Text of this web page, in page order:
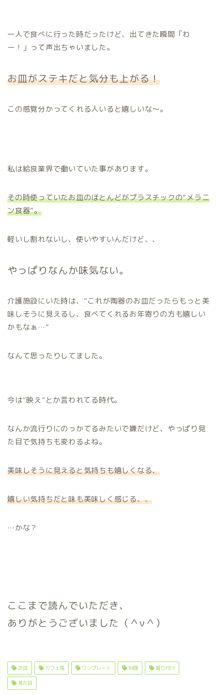
一人で食べに行った時だったけど、出てきた瞬間「わ
ー！」って声出ちゃいました。
お皿がステキだと気分も上がる！
この感覚分かってくれる人いると嬉しいな〜。
私は給食業界で働いていた事があります。
その時使っていたお皿のほとんどがプラスチックの“メラニ
ン食器”。
軽いし割れないし、使いやすいんだけど、、
やっぱりなんか味気ない。
介護施設にいた時は、“これが陶器のお皿だったらもっと美
味しそうに見えるし、食べてくれるお年寄りの方も嬉しい
かもなぁ…”
なんて思ったりしてました。
今は“映え”とか言われてる時代。
なんか流行りにのっかてるみたいで嫌だけど、やっぱり見
た目で気持ちも変わるよね。
美味しそうに見えると気持ちも嬉しくなる、
嬉しい気持ちだと味も美味しく感じる、、
…かな？
ここまで読んでいただき、
ありがとうございました（＾ν＾）
お皿 カフェ風 ワンプレート 料理 盛り付け
見た目